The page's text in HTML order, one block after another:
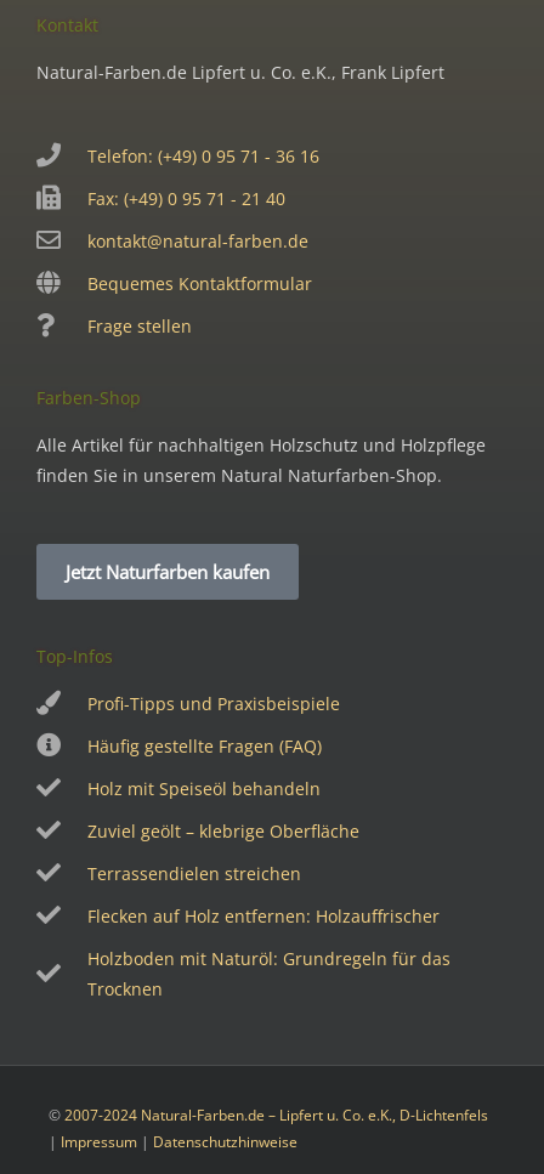
Kontakt
Natural-Farben.de Lipfert u. Co. e.K., Frank Lipfert
Telefon: (+49) 0 95 71 - 36 16
Fax: (+49) 0 95 71 - 21 40
kontakt@natural-farben.de
Bequemes Kontaktformular
Frage stellen
Farben-Shop
Alle Artikel für nachhaltigen Holzschutz und Holzpflege
finden Sie in unserem Natural Naturfarben-Shop.
Jetzt Naturfarben kaufen
Top-Infos
Profi-Tipps und Praxisbeispiele
Häufig gestellte Fragen (FAQ)
Holz mit Speiseöl behandeln
Zuviel geölt – klebrige Oberfläche
Terrassendielen streichen
Flecken auf Holz entfernen: Holzauffrischer
Holzboden mit Naturöl: Grundregeln für das
Trocknen
©2007-2024 Natural-Farben.de – Lipfert u. Co. e.K., D-Lichtenfels
| Impressum | Datenschutzhinweise